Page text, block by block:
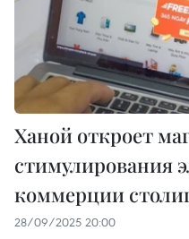
Ханой откроет
стимулирования
коммерции
28/09/2025 20:00